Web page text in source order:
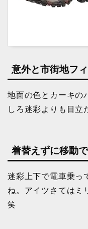
意外と市街地フ
地面の色とカーキの
しろ迷彩よりも目立
着替えずに移動
迷彩上下で電車乗っ
ね。アイツさてはミ
笑